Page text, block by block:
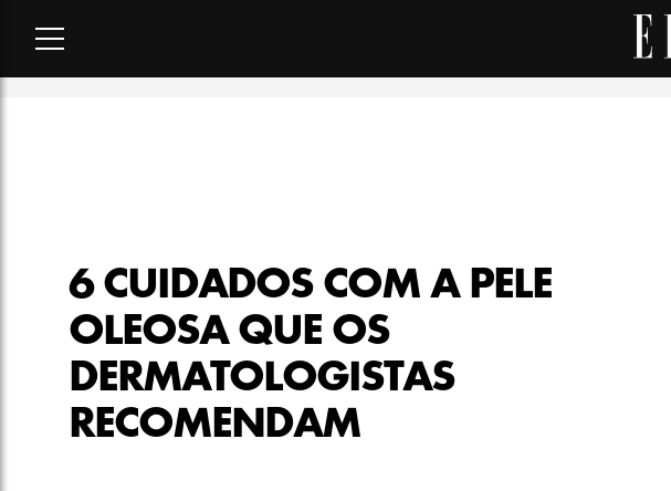
6 cuidados com a pele oleosa que os dermatologistas recomendam
6 CUIDADOS COM A PELE
OLEOSA QUE OS
DERMATOLOGISTAS
RECOMENDAM